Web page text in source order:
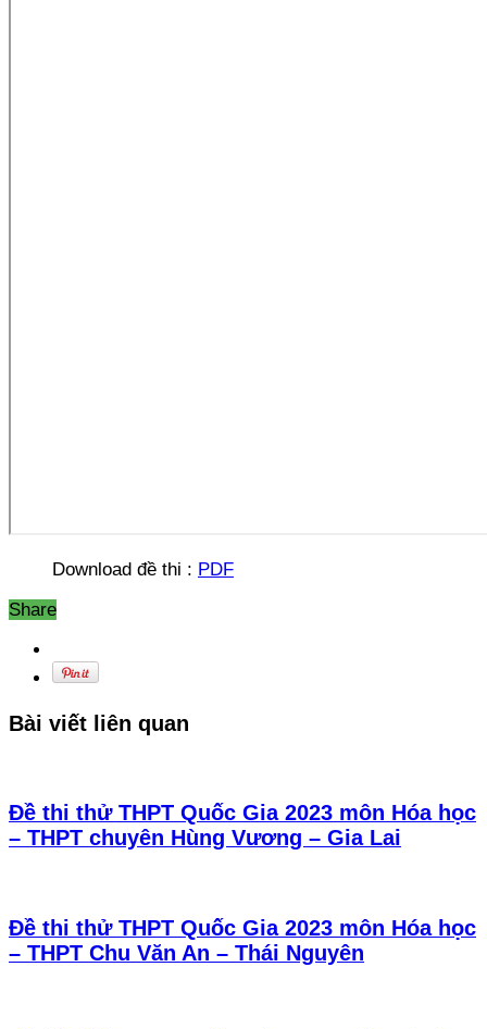
Download đề thi : PDF
Share
Bài viết liên quan
Đề thi thử THPT Quốc Gia 2023 môn Hóa học
– THPT chuyên Hùng Vương – Gia Lai
Đề thi thử THPT Quốc Gia 2023 môn Hóa học
– THPT Chu Văn An – Thái Nguyên